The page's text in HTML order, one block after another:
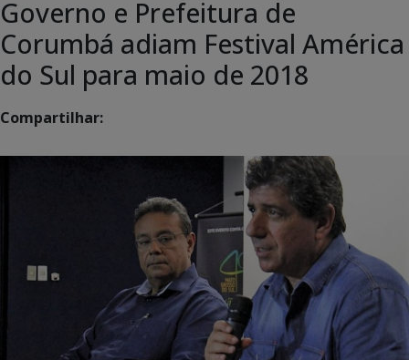
Governo e Prefeitura de
Corumbá adiam Festival América
do Sul para maio de 2018
Compartilhar: